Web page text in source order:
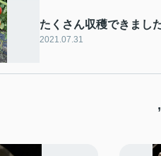
たくさん収穫できまし
2021.07.31